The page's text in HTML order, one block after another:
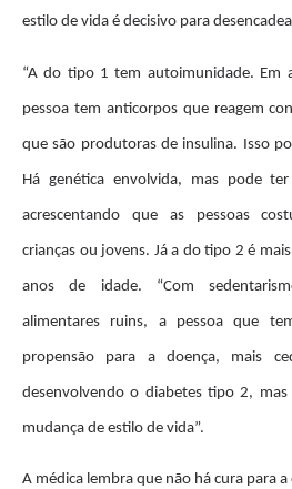
estilo de vida é decisivo para
“A do tipo 1 tem autoimunidade. Em
pessoa tem anticorpos que reagem
que são produtoras de insulina. Isso
Há genética envolvida, mas pode
acrescentando que as pessoas
crianças ou jovens. Já a do tipo 2 é
anos de idade. “Com
alimentares ruins, a pessoa que
propensão para a doença, mais
desenvolvendo o diabetes tipo 2,
mudança de estilo de vida”.
A médica lembra que não há cura para